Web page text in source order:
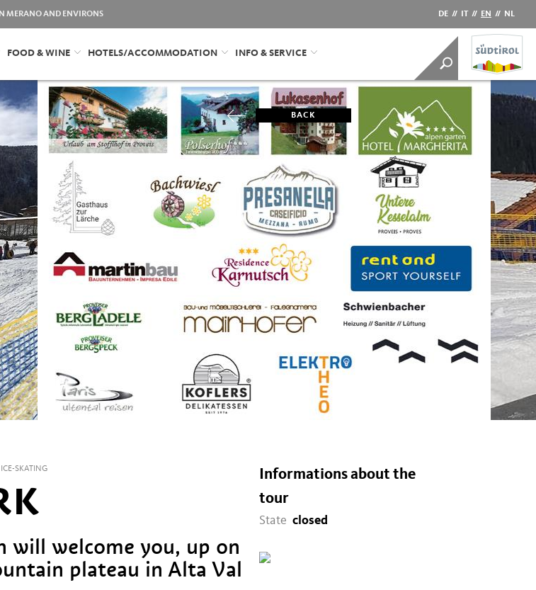
MERANO AND ENVIRONS DE // IT // EN // NL
FOOD & WINE HOTELS/ACCOMMODATION INFO & SERVICE
BACK
SKATING
will welcome you, up on
plateau in Alta Val
Informations about the
tour
State closed